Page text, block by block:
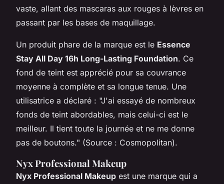
vaste, allant des mascaras aux rouges à lèvres en
passant par les bases de maquillage.
Un produit phare de la marque est le Essence
Stay All Day 16h Long-Lasting Foundation. Ce
fond de teint est apprécié pour sa couvrance
moyenne à complète et sa longue tenue. Une
utilisatrice a déclaré : "J'ai essayé de nombreux
fonds de teint abordables, mais celui-ci est le
meilleur. Il tient toute la journée et ne me donne
pas de boutons." (Source : Cosmopolitan).
Nyx Professional Makeup
Nyx Professional Makeup est une marque qui a